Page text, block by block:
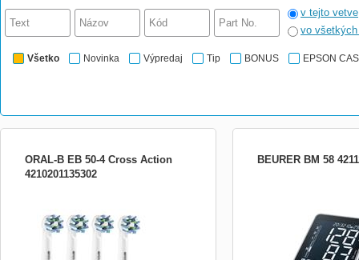
v tejto vetve
vo
Všetko Novinka Výpredaj Tip BONUS EPSON
ORAL-B EB 50-4 Cross Action
4210201135302
vnútorného kruhu pod uhlom 16 stupňov
pre perfektné čistenie zubov aj
medzizubných priestorov . 4 ks v balení
BEURER BM 58
podľa svetovej
(WHO), indikácia možné
činnosti srdca, dátum a
pamäťou, priemery,